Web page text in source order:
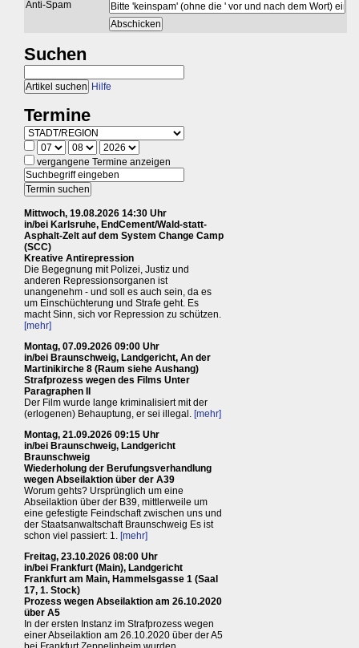
Anti-Spam
Suchen
Hilfe
Termine
vergangene Termine anzeigen
Mittwoch, 19.08.2026 14:30 Uhr
in/bei Karlsruhe, EndCement/Wald-statt-
Asphalt-Zelt auf dem System Change Camp
(SCC)
Kreative Antirepression
Die Begegnung mit Polizei, Justiz und
anderen Repressionsorganen ist
unangenehm - und soll es auch sein, da es
um Einschüchterung und Strafe geht. Es
macht Sinn, sich vor Repression zu schützen.
[mehr]
Montag, 07.09.2026 09:00 Uhr
in/bei Braunschweig, Landgericht, An der
Martinikirche 8 (Raum siehe Aushang)
Strafprozess wegen des Films Unter
Paragraphen II
Der Film wurde lange kriminalisiert mit der
(erlogenen) Behauptung, er sei illegal. [mehr]
Montag, 21.09.2026 09:15 Uhr
in/bei Braunschweig, Landgericht
Braunschweig
Wiederholung der Berufungsverhandlung
wegen Abseilaktion über der A39
Worum gehts? Ursprünglich um eine
Abseilaktion über der B39, mittlerweile um
eine gefestigte Feindschaft zwischen uns und
der Staatsanwaltschaft Braunschweig Es ist
schon viel passiert: 1. [mehr]
Freitag, 23.10.2026 08:00 Uhr
in/bei Frankfurt (Main), Landgericht
Frankfurt am Main, Hammelsgasse 1 (Saal
17, 1. Stock)
Prozess wegen Abseilaktion am 26.10.2020
über A5
In der ersten Instanz im Strafprozess wegen
einer Abseilaktion am 26.10.2020 über der A5